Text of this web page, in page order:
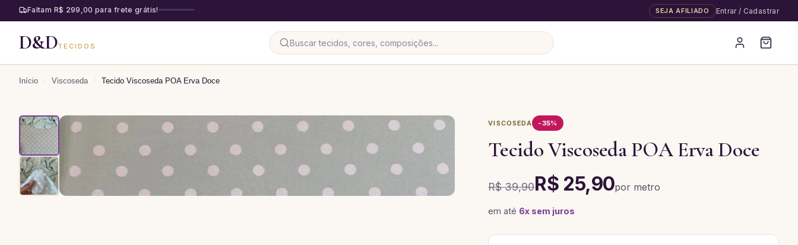
Faltam R$ 299,00 para frete grátis! SEJA AFILIADO Entrar / Cadastrar
D&DTECIDOS
Início / Viscoseda / Tecido Viscoseda POA Erva Doce
VISCOSEDA -35%
Tecido Viscoseda POA Erva Doce
R$ 39,90R$ 25,90por metro
em até 6x sem juros